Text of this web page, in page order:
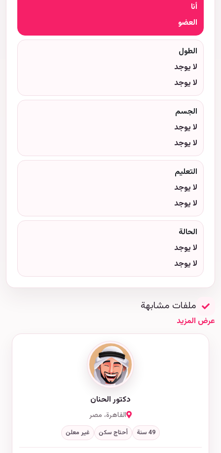
أنا
العضو
الطول
لا يوجد
لا يوجد
الجسم
لا يوجد
لا يوجد
التعليم
لا يوجد
لا يوجد
الحالة
لا يوجد
لا يوجد
ملفات مشابهة
عرض المزيد
دكتور الحنان
القاهرة، مصر
49 سنة أحتاج سكن غير معلن